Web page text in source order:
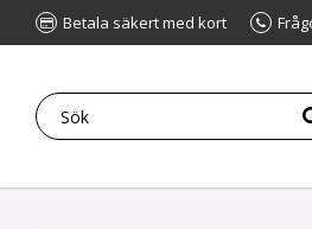
Betala säkert med kort